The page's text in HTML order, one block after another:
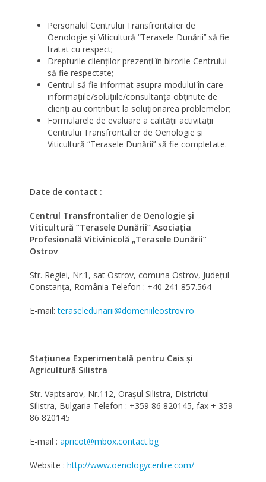
Personalul Centrului Transfrontalier de
Oenologie şi Viticultură “Terasele Dunării’’ să fie
tratat cu respect;
Drepturile clienţilor prezenţi în birorile Centrului
să fie respectate;
Centrul să fie informat asupra modului în care
informaţiile/soluţiile/consultanţa obţinute de
clienţi au contribuit la soluţionarea problemelor;
Formularele de evaluare a calităţii activitaţii
Centrului Transfrontalier de Oenologie şi
Viticultură “Terasele Dunării’’ să fie completate.
Date de contact :
Centrul Transfrontalier de Oenologie şi
Viticultură “Terasele Dunării’’ Asociația
Profesională Vitivinicolă „Terasele Dunării”
Ostrov
Str. Regiei, Nr.1, sat Ostrov, comuna Ostrov, Judeţul
Constanţa, România Telefon : +40 241 857.564
E-mail:teraseledunarii@domeniileostrov.ro
Staţiunea Experimentală pentru Cais şi
Agricultură Silistra
Str. Vaptsarov, Nr.112, Oraşul Silistra, Districtul
Silistra, Bulgaria Telefon : +359 86 820145, fax + 359
86 820145
E-mail : apricot@mbox.contact.bg
Website : http://www.oenologycentre.com/